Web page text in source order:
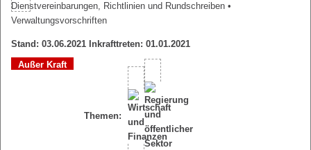
Dienstvereinbarungen, Richtlinien und Rundschreiben •
Verwaltungsvorschriften
Stand: 03.06.2021 Inkrafttreten: 01.01.2021
Außer Kraft
Themen: